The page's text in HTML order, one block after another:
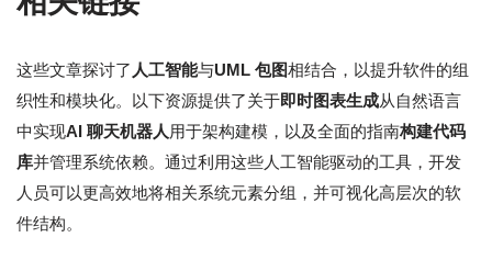
这些文章探讨了 人工智能与UML 包图相结合，以提升软件的组
织性和模块化。以下资源提供了关于即时图表生成从自然语言
中实现AI 聊天机器人 用于架构建模，以及全面的指南构建代码
库并管理系统依赖。通过利用这些人工智能驱动的工具，开发
人员可以更高效地将相关系统元素分组，并可视化高层次的软
件结构。